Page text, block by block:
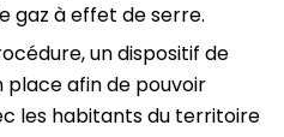
gaz à effet de serre.
un dispositif de
afin de pouvoir
les habitants du territoire